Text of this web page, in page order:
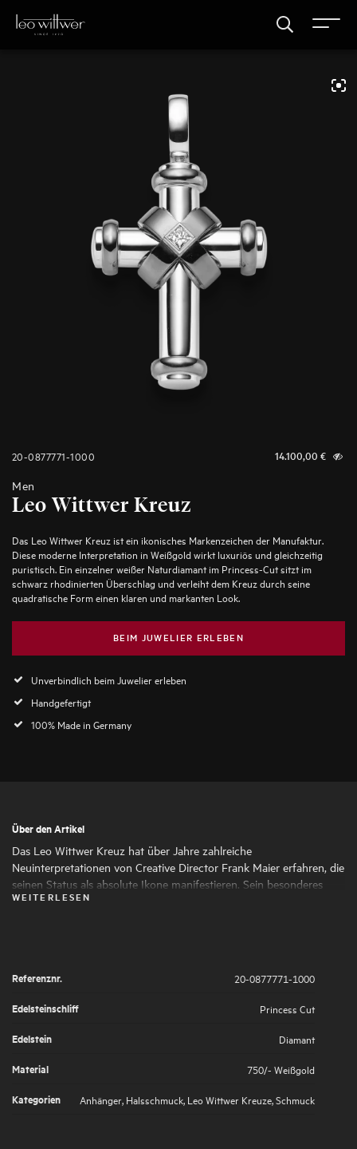
20-0877771-1000 14.100,00 €
Men
Leo Wittwer Kreuz
Das Leo Wittwer Kreuz ist ein ikonisches Markenzeichen der Manufaktur.
Diese moderne Interpretation in Weißgold wirkt luxuriös und gleichzeitig
puristisch. Ein einzelner weißer Naturdiamant im Princess-Cut sitzt im
schwarz rhodinierten Überschlag und verleiht dem Kreuz durch seine
quadratische Form einen klaren und markanten Look.
BEIM JUWELIER ERLEBEN
Unverbindlich beim Juwelier erleben
Handgefertigt
100% Made in Germany
Über den Artikel
Das Leo Wittwer Kreuz hat über Jahre zahlreiche
Neuinterpretationen von Creative Director Frank Maier erfahren, die
seinen Status als absolute Ikone manifestieren. Sein besonderes
Design und die Materialkombinationen machen das Kreuz zu einem
WEITERLESEN
Referenznr.
20-0877771-1000
Edelsteinschliff
Princess Cut
Edelstein
Diamant
Material
750/- Weißgold
Kategorien
Anhänger Halsschmuck Leo Wittwer Kreuze Schmuck